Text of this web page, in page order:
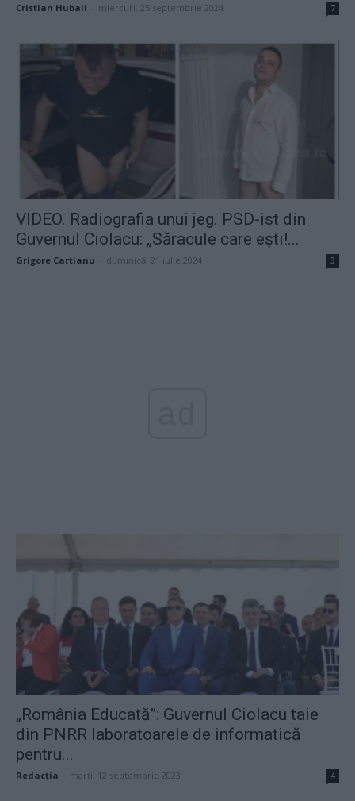
Cristian Hubali miercuri, 25 septembrie 2024 7
VIDEO. Radiografia unui jeg. PSD-ist din
Guvernul Ciolacu: „Săracule care ești!...
Grigore Cartianu duminică, 21 iulie 2024 3
„România Educată”: Guvernul Ciolacu taie
din PNRR laboratoarele de informatică
pentru...
Redacţia marți, 12 septembrie 2023 4